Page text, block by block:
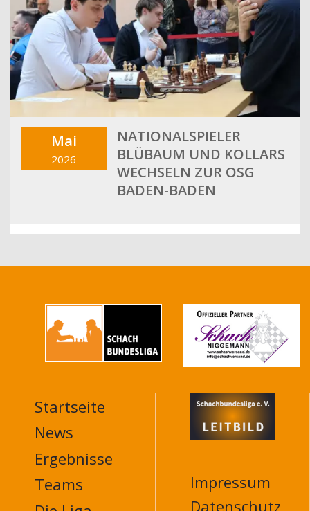
Mai
2026
NATIONALSPIELER
BLÜBAUM UND KOLLARS
WECHSELN ZUR OSG
BADEN-BADEN
MAIN
NAVIGATION
FOOTER
Startseite
News
Ergebnisse
Teams
Impressum
Datenschutz